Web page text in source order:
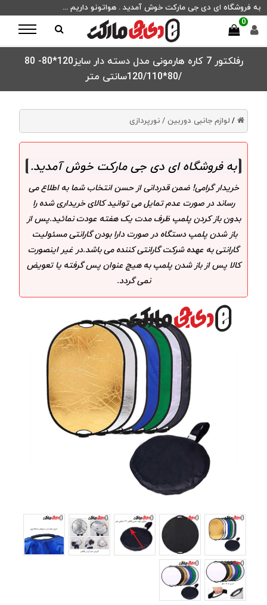
به فروشگاه ای دی جی مارکت خوش آمدید . هواتونو داریم ...
0
رفلکتور 7 کاره هارمونی مدل دسته دار سایز120*80- 80
/80*120/110سانتی متر
/ لوازم جانبی دوربین / نورپردازی
به فروشگاه ای دی جی مارکت خوش آمدید.
خریدار گرامی! ضمن قدردانی از حسن انتخاب شما به اطلاع می
رساند در صورت عدم تمایل می توانید کالای خریداری شده را
بدون باز کردن پلمپ ظرف مدت یک هفته عودت نمائید.پس از
باز شدن پلمپ دستگاه در صورت دارا بودن گارانتی مسئولیت
گارانتی به عهده شرکت گارانتی کننده می باشد.در غیر اینصورت
کالا پس از باز شدن پلمپ به هیچ عنوان پس گرفته یا تعویض
نمی گردد.